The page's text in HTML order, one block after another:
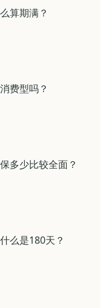
算期满？
费型吗？
多少比较全面？
么是180天？